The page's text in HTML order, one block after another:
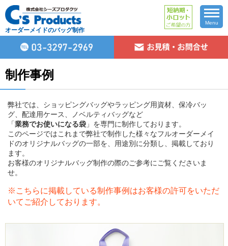
オーダーメイドのバッグ制作
Menu
制作事例
弊社では、ショッピングバッグやラッピング用資材、保冷バッ
グ、配達用ケース、ノベルティバッグなど
「業務でお使いになる袋 」を専門に制作しております。
このページではこれまで弊社で制作した様々なフルオーダーメイ
ドのオリジナルバッグの一部を、用途別に分類し、掲載しており
ます。
お客様のオリジナルバッグ制作の際のご参考にご覧くださいま
せ。
※こちらに掲載している制作事例はお客様の許可をいただ
いてご紹介しております。